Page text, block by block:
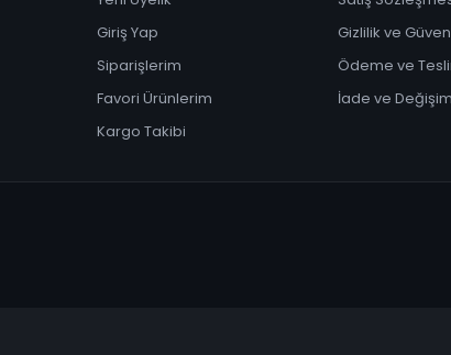
Giriş Yap
Siparişlerim
Favori Ürünlerim
Kargo Takibi
Gizlilik ve
Ödeme ve
İade ve Değişim